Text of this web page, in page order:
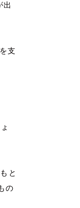
出
支
と
の